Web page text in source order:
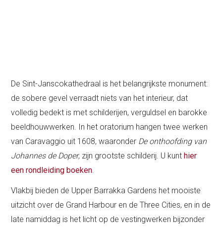
De Sint-Janscokathedraal is het belangrijkste monument:
de sobere gevel verraadt niets van het interieur, dat
volledig bedekt is met schilderijen, verguldsel en barokke
beeldhouwwerken. In het oratorium hangen twee werken
van Caravaggio uit 1608, waaronder De onthoofding van
Johannes de Doper, zijn grootste schilderij. U kunthier
een rondleiding boeken
Vlakbij bieden de Upper Barrakka Gardens het mooiste
uitzicht over de Grand Harbour en de Three Cities, en in de
late namiddag is het licht op de vestingwerken bijzonder